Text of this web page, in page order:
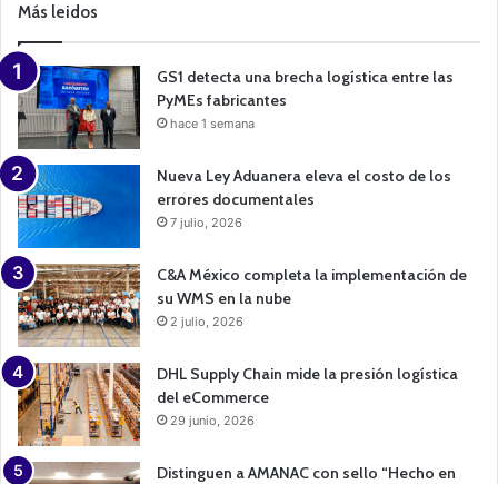
a
n
Más leidos
GS1 detecta una brecha logística entre las
PyMEs fabricantes
hace 1 semana
Nueva Ley Aduanera eleva el costo de los
errores documentales
7 julio, 2026
C&A México completa la implementación de
su WMS en la nube
2 julio, 2026
DHL Supply Chain mide la presión logística
del eCommerce
29 junio, 2026
Distinguen a AMANAC con sello “Hecho en